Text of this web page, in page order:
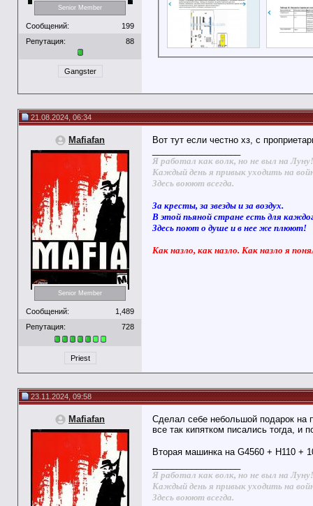
Senior Member
Сообщений:
199
Репутация:
88
Gangster
21.08.2024, 06:34
Mafiafan
Senior Member
Сообщений:
1,489
Репутация:
728
Priest
Вот тут если честно хз, с
Я работал как волк, но не выл на Луну!
Каждый день я привык уходить на
Здесь воюют всегда.
За кресты, за звезды и за воздух.
В этой пьяной стране есть для
Здесь поют о душе и в нее же плюют!
Как назло, как назло. Как назло я
23.11.2024, 09:58
Mafiafan
Сделал себе небольшой подарок на
все так кипятком писались тогда, и
Вторая машинка на G4560 + H110 +
Я работал как волк, но не выл на Луну!
Каждый день я привык уходить на
Здесь воюют всегда.